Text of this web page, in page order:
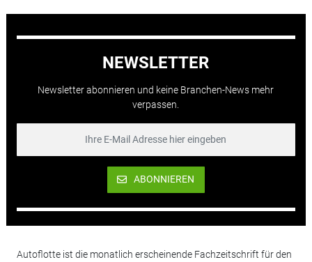
NEWSLETTER
Newsletter abonnieren und keine Branchen-News mehr
verpassen.
ABONNIEREN
Autoflotte ist die monatlich erscheinende Fachzeitschrift für den